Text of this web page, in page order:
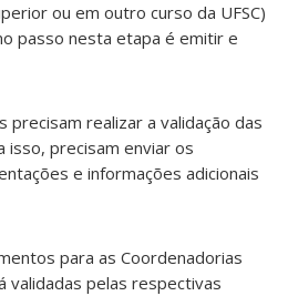
ou em outro curso da UFSC)
passo nesta etapa é emitir e
realizar a validação das
isso, precisam enviar os
e informações adicionais
para as Coordenadorias
validadas pelas respectivas